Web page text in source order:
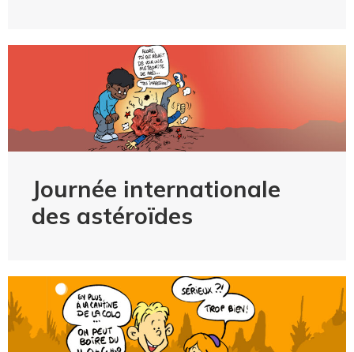
Journée internationale
des astéroïdes